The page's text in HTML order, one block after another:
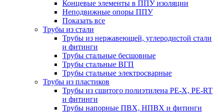
Концевые элементы в ППУ изоляции
Неподвижные опоры ППУ
Показать все
Трубы из стали
Трубы из нержавеющей, углеродистой стали
и фитинги
Трубы стальные бесшовные
Трубы стальные ВГП
Трубы стальные электросварные
Трубы из пластиков
Трубы из сшитого полиэтилена PE-X, PE-RT
и фитинги
Трубы напорные ПВХ, НПВХ и фитинги